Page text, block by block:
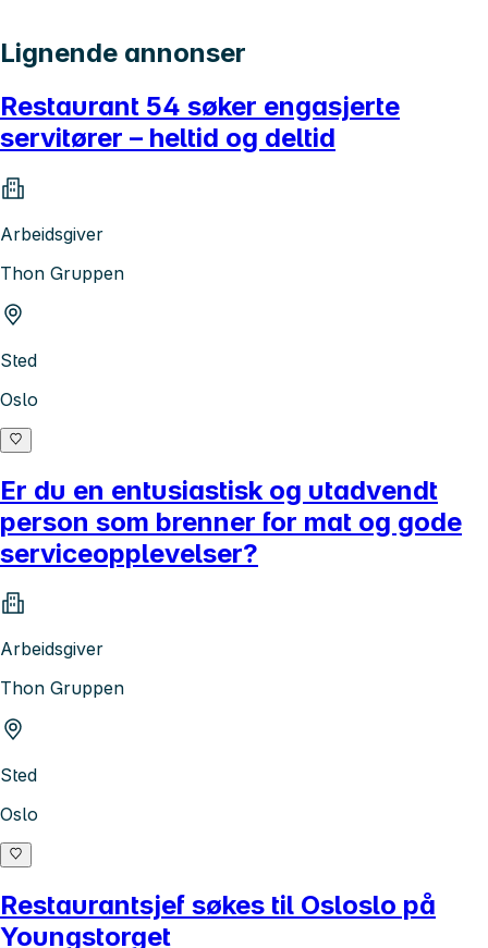
Lignende annonser
Restaurant 54 søker engasjerte
servitører – heltid og deltid
Arbeidsgiver
Thon Gruppen
Sted
Oslo
Er du en entusiastisk og utadvendt
person som brenner for mat og gode
serviceopplevelser?
Arbeidsgiver
Thon Gruppen
Sted
Oslo
Restaurantsjef søkes til Osloslo på
Youngstorget